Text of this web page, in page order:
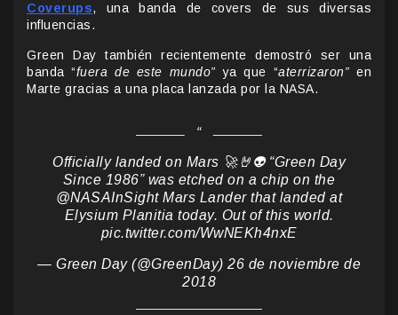
Coverups, una banda de covers de sus diversas
influencias.
Green Day también recientemente demostró ser una
banda “fuera de este mundo” ya que “aterrizaron” en
Marte gracias a una placa lanzada por la NASA.
Officially landed on Mars 🚀🤘👽 “Green Day
Since 1986” was etched on a chip on the
@NASAInSightMars Lander that landed at
Elysium Planitia today. Out of this world.
pic.twitter.com/WwNEKh4nxE
— Green Day (@GreenDay) 26 de noviembre de
2018